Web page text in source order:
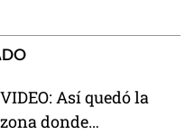
VIDEO: Así quedó la
zona donde